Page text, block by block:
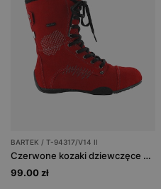
BARTEK / T-94317/V14 II
Czerwone kozaki dziewczęce BARTEK T-94317/V14 II na płaskiej podeszwie
99.00 zł